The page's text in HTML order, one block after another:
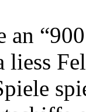
an
liess